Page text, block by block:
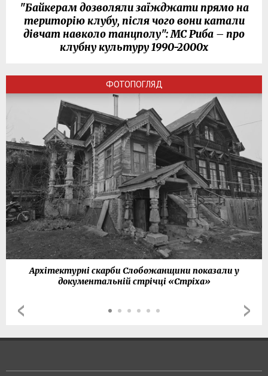
"Байкерам дозволяли заїжджати прямо на
територію клубу, після чого вони катали
дівчат навколо танцполу": МС Риба – про
клубну культуру 1990-2000х
ФОТОПОГЛЯД
Архітектурні скарби Слобожанщини показали у
документальній стрічці «Стріха»